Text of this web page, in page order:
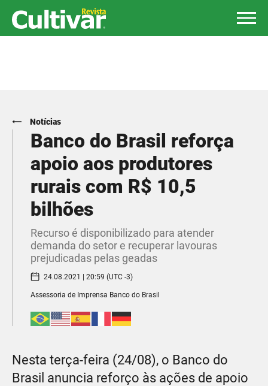
Notícias
Banco do Brasil reforça
apoio aos produtores
rurais com R$ 10,5
bilhões
Recurso é disponibilizado para atender
demanda do setor e recuperar lavouras
prejudicadas pelas geadas
24.08.2021 | 20:59 (UTC -3)
Assessoria de Imprensa Banco do Brasil
Nesta terça-feira (24/08), o Banco do
Brasil anuncia reforço às ações de apoio